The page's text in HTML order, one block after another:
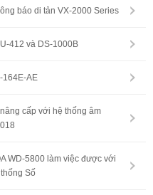
báo di tản VX-2000 Series
412 và DS-1000B
164E-AE
cấp với hệ thống âm
WD-5800 làm việc được với
Số